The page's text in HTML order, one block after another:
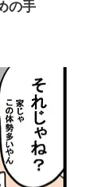
の手